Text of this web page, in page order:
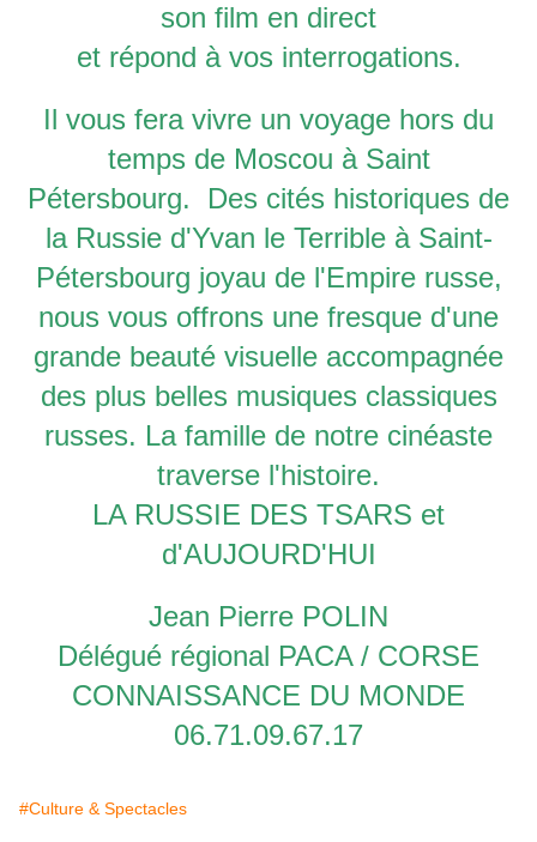
son film en direct
et répond à vos interrogations.
Il vous fera vivre un voyage hors du
temps de Moscou à Saint
Pétersbourg. Des cités historiques de
la Russie d'Yvan le Terrible à Saint-
Pétersbourg joyau de l'Empire russe,
nous vous offrons une fresque d'une
grande beauté visuelle accompagnée
des plus belles musiques classiques
russes. La famille de notre cinéaste
traverse l'histoire.
LA RUSSIE DES TSARS et
d'AUJOURD'HUI
Jean Pierre POLIN
Délégué régional PACA / CORSE
CONNAISSANCE DU MONDE
06.71.09.67.17
#Culture & Spectacles